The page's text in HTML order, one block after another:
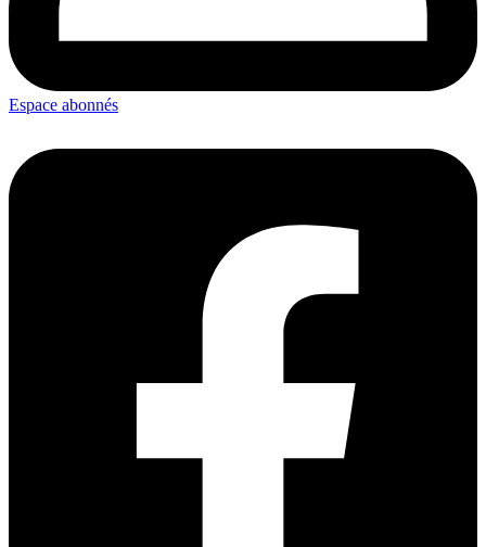
Espace abonnés